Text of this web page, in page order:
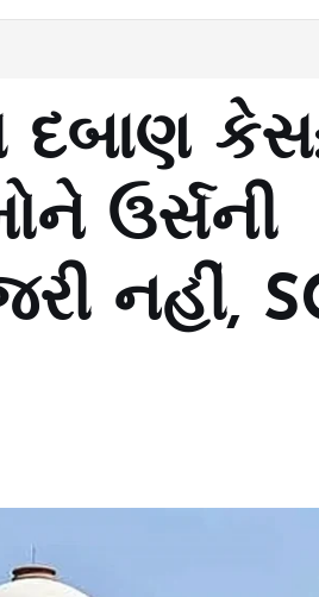
દબાણ
ઉર્સની
નહીં,